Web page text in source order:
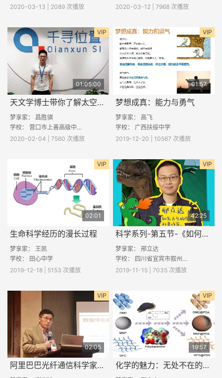
2020-03-13 | 2089 次播放
2020-03-12 | 7968 次播放
VIP
01:05:00
天文学博士带你了解太空趣事
梦享家： 昌胜骐
学校： 营口市上善高级中学
2020-02-04 | 7560 次播放
VIP
01:57
梦想成真：能力与勇气
梦享家： 高飞
学校： 广西扶绥中学
2019-12-20 | 10567 次播放
VIP
02:01
生命科学经历的漫长过程
梦享家： 王凯
学校：
田心中学
2019-12-18 | 5153 次播放
VIP
42:25
科学系列-第五节-《如何科学地吃掉一只恐龙》
梦享家： 郉立达
学校： 四川省宜宾市叙州区双龙镇金山村小学校 河北省保定市容城县南张镇段庄小学 广西壮族自治区富川瑶族自治县古城镇山田完全小学 西省赣
2019-11-15 | 7035 次播放
VIP
02:05
阿里巴巴光纤通信科学家——未来可以实现瞬间移动么
VIP
19:57
化学的魅力：无处不在的材料